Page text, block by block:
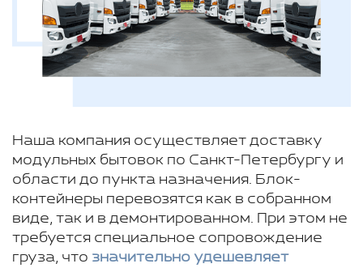
Наша компания осуществляет доставку
модульных бытовок по Санкт-Петербургу и
области до пункта назначения. Блок-
контейнеры перевозятся как в собранном
виде, так и в демонтированном. При этом не
требуется специальное сопровождение
груза, что значительно удешевляет